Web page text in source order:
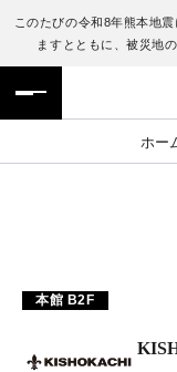
このたびの令和8年熊本地
ますとともに、被災地
ホー
フロアガイド
施設案内・アク
ENGLISH
繁体字
本館 B2F